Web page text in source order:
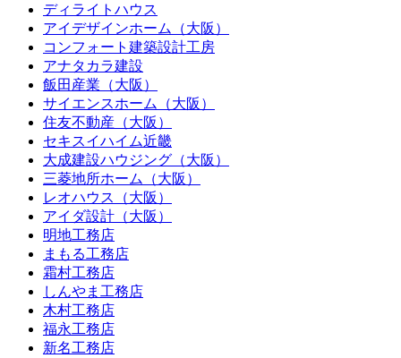
ディライトハウス
アイデザインホーム（大阪）
コンフォート建築設計工房
アナタカラ建設
飯田産業（大阪）
サイエンスホーム（大阪）
住友不動産（大阪）
セキスイハイム近畿
大成建設ハウジング（大阪）
三菱地所ホーム（大阪）
レオハウス（大阪）
アイダ設計（大阪）
明地工務店
まもる工務店
霜村工務店
しんやま工務店
木村工務店
福永工務店
新名工務店